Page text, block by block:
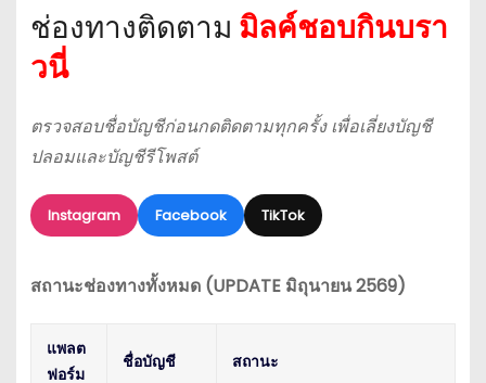
ช่องทางติดตาม มิลค์ชอบกินบรา
วนี่
ตรวจสอบชื่อบัญชีก่อนกดติดตามทุกครั้ง เพื่อเลี่ยงบัญชี
ปลอมและบัญชีรีโพสต์
Instagram Facebook TikTok
สถานะช่องทางทั้งหมด (UPDATE มิถุนายน 2569)
แพลต
ฟอร์ม
ชื่อบัญชี สถานะ